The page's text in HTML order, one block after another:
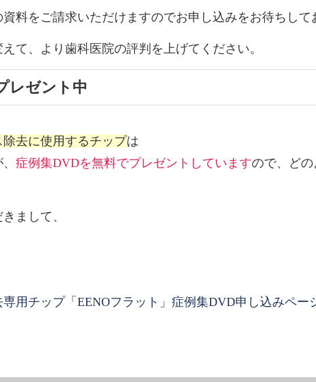
料をご請求いただけますのでお申し込みをお待ちして
て、より歯科医院の評判を上げてください。
レゼント中
去に使用するチップは
症例集DVDを無料でプレゼントしていますので、ど
まして、
用チップ「EENOフラット」症例集DVD申し込みペー